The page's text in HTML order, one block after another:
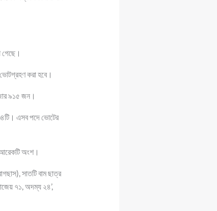
গেছে।
ভোটগ্রহণ করা হবে।
৯১৫ জন।
এসব পদে ভোটের
আরেকটি অংশ।
সাতটি বাম ছাত্র
৭১, অদম্য ২৪’,